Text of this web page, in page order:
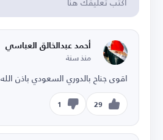
أحمد عبدالخالق العباسي
منذ سنة
اقوى جناح بالدوري السعودي باذن الله
29
1